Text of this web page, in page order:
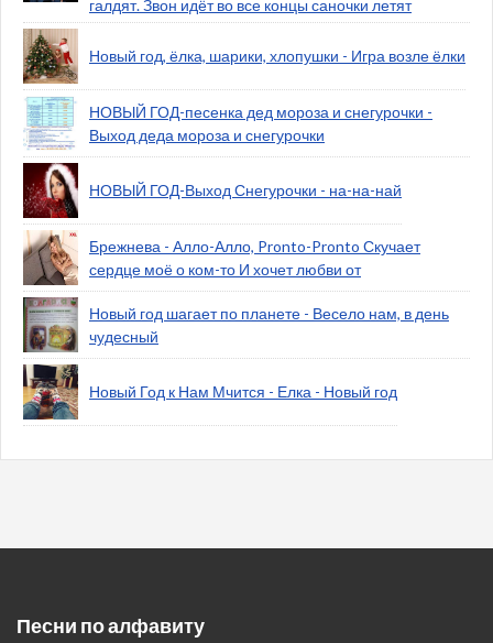
галдят. Звон идёт во все концы саночки летят
Новый год, ёлка, шарики, хлопушки - Игра возле ёлки
НОВЫЙ ГОД-песенка дед мороза и снегурочки -
Выход деда мороза и снегурочки
НОВЫЙ ГОД-Выход Снегурочки - на-на-най
Брежнева - Алло-Алло, Pronto-Pronto Скучает
сердце моё о ком-то И хочет любви от
Новый год шагает по планете - Весело нам, в день
чудесный
Новый Год к Нам Мчится - Елка - Новый год
Песни по алфавиту